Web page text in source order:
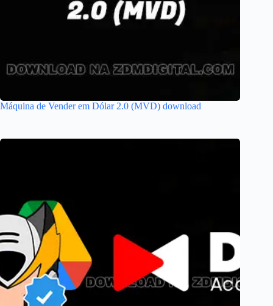
Máquina de Vender em Dólar 2.0 (MVD) download